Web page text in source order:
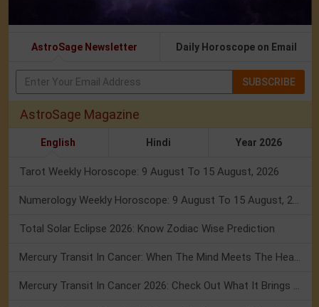
AstroSage Newsletter Daily Horoscope on Email
SUBSCRIBE
AstroSage Magazine
English Hindi Year 2026
Tarot Weekly Horoscope: 9 August To 15 August, 2026
Numerology Weekly Horoscope: 9 August To 15 August, 2026
Total Solar Eclipse 2026: Know Zodiac Wise Prediction
Mercury Transit In Cancer: When The Mind Meets The Heart!
Mercury Transit In Cancer 2026: Check Out What It Brings For You